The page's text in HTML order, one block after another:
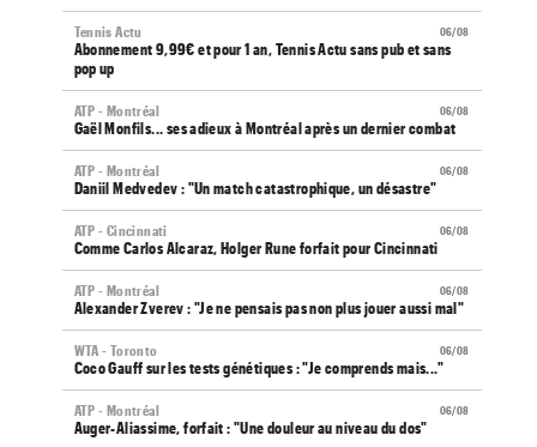
06/08
Tennis Actu
Abonnement 9,99€ et pour 1 an, Tennis Actu sans pub et sans
pop up
06/08
ATP - Montréal
Gaël Monfils... ses adieux à Montréal après un dernier combat
06/08
ATP - Montréal
Daniil Medvedev : "Un match catastrophique, un désastre"
06/08
ATP - Cincinnati
Comme Carlos Alcaraz, Holger Rune forfait pour Cincinnati
06/08
ATP - Montréal
Alexander Zverev : "Je ne pensais pas non plus jouer aussi mal"
06/08
WTA - Toronto
Coco Gauff sur les tests génétiques : "Je comprends mais..."
06/08
ATP - Montréal
Auger-Aliassime, forfait : "Une douleur au niveau du dos"